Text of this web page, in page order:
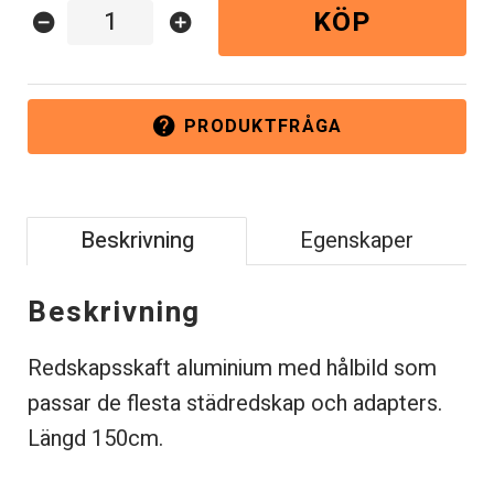
help PRODUKTFRÅGA
remove_circle add_circle KÖP
Beskrivning Egenskaper
Beskrivning
Redskapsskaft aluminium med hålbild som
passar de flesta städredskap och adapters.
Längd 150cm.